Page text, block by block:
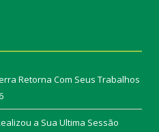
Retorna Com Seus Trabalhos
a Sua Ultima Sessão